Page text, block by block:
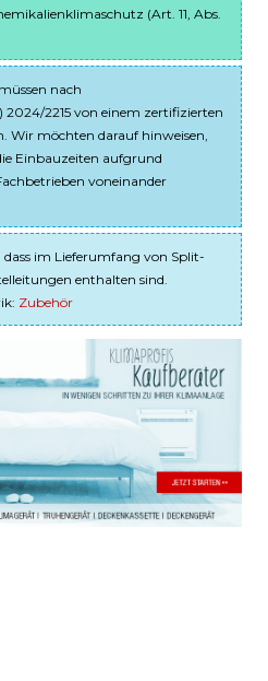
(Art. 11, Abs.
nach
2215 von einem zertifizierten
Wir möchten darauf hinweisen,
Einbauzeiten aufgrund
voneinander
dass im Lieferumfang von Split-
enthalten sind.
Zubehör